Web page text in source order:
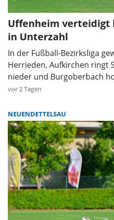
Uffenheim verteidigt
in Unterzahl
In der Fußball-Bezirksliga
Herrieden, Aufkirchen ringt
nieder und Burgoberbach
vor 2 Tagen
NEUENDETTELSAU